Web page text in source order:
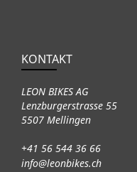
KONTAKT
LEON BIKES AG
Lenzburgerstrasse 55
5507 Mellingen
+41 56 544 36 66
info@leonbikes.ch